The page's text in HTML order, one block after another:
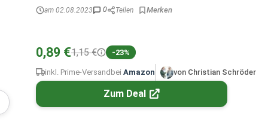
am 02.08.2023 0 Teilen
0,89 €1,15 € -23%
inkl. Prime-Versand bei Amazon von Christian Schröder
Zum Deal